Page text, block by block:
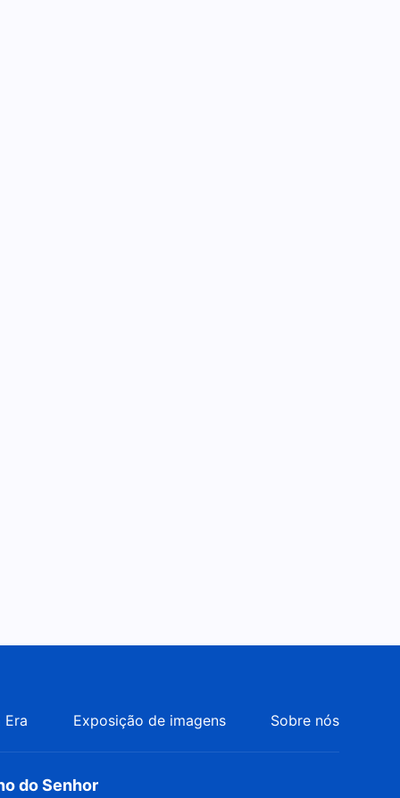
Música gospel "A palavra de
Era Exposição de imagens Sobre nós
do Senhor